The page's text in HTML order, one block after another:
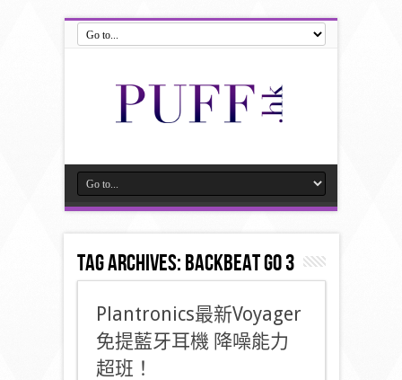
Tag Archives:BackBeat Go 3
Plantronics最新Voyager
免提藍牙耳機 降噪能力
超班！